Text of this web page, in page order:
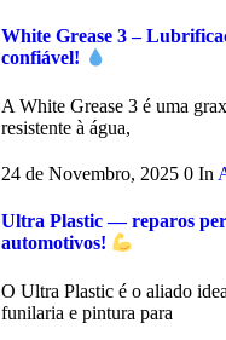
White Grease 3 –
confiável!
A White Grease 3 é uma
resistente à água,
24 de Novembro, 2025 0 In
Ultra Plastic — reparos
automotivos!
O Ultra Plastic é o aliado
funilaria e pintura para